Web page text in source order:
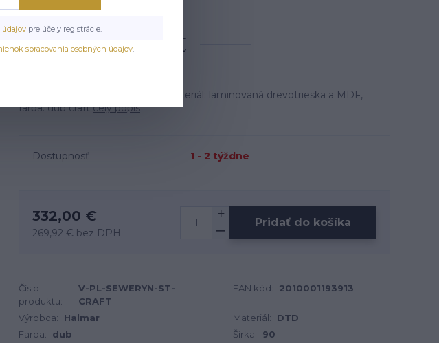
stôl dub craft
Rozmery: 160-300x90x76 cm, materiál: laminovaná drevotrieska a MDF,
farba: dub craftcelý popis
Dostupnosť 1 - 2 týždne
332,00 €
269,92 € bez DPH
Pridať do košíka
Číslo
produktu:
V-PL-SEWERYN-ST-
CRAFT
EAN kód: 2010001193913
Výrobca: Halmar Materiál:
DTD
Farba:
dub Šírka:
90
údajov pre účely registrácie.
spracovania osobných údajov.